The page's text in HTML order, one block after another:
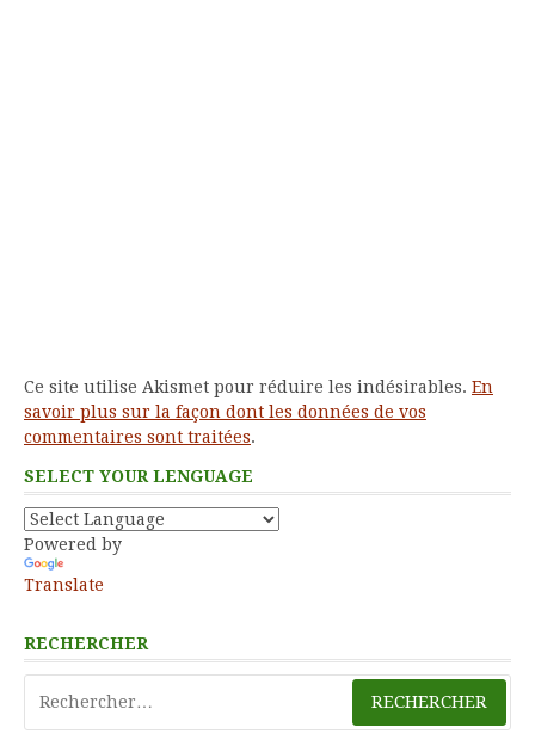
Ce site utilise Akismet pour réduire les indésirables. En
savoir plus sur la façon dont les données de vos
commentaires sont traitées.
SELECT YOUR LENGUAGE
Powered by
Translate
RECHERCHER